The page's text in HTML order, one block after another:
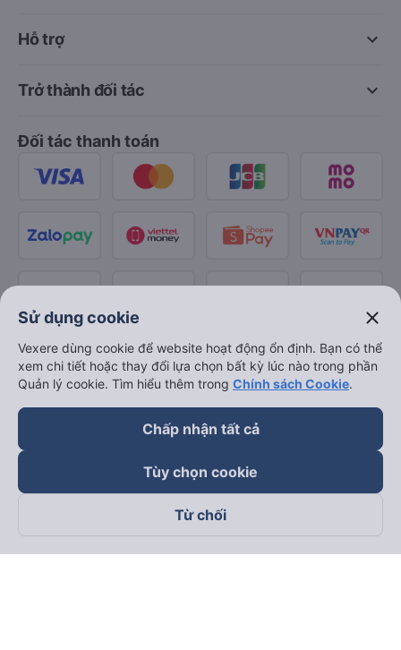
keyboard_arrow_down
Hỗ trợ
keyboard_arrow_down
Trở thành đối tác
Đối tác thanh toán
Theo dõi chúng tôi trên
Sử dụng cookie close
Vexere dùng cookie để website hoạt động ổn định. Bạn có thể
xem chi tiết hoặc thay đổi lựa chọn bất kỳ lúc nào trong phần
Quản lý cookie. Tìm hiểu thêm trong Chính sách Cookie.
Chấp nhận tất cả
Tùy chọn cookie
Từ chối